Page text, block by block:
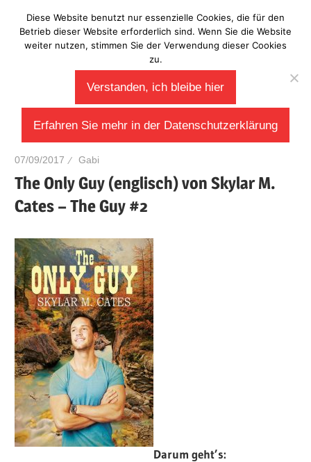
Inhalt
springen
Laberladen
07/09/2017 Gabi
The Only Guy (englisch) von Skylar M.
Cates – The Guy #2
Darum geht’s:
Diese Website benutzt nur essenzielle Cookies, die für den
Betrieb dieser Website erforderlich sind. Wenn Sie die Website
weiter nutzen, stimmen Sie der Verwendung dieser Cookies
zu.
Verstanden, ich bleibe hier
Erfahren Sie mehr in der Datenschutzerklärung